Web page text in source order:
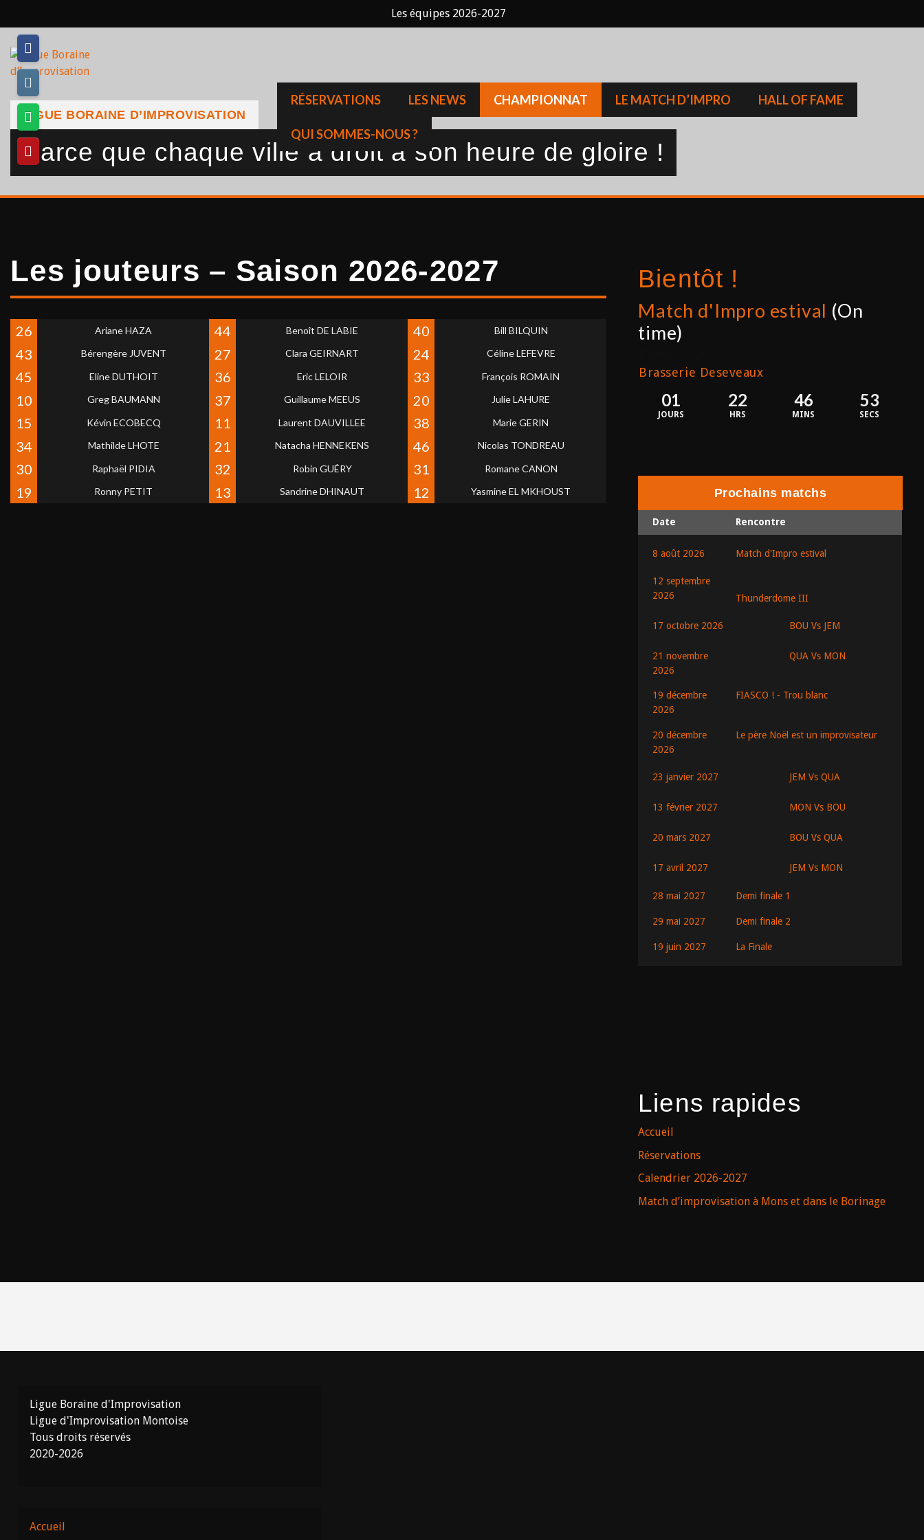
Les équipes 2026-2027
Skip
content
RÉSERVATIONS LES NEWS CHAMPIONNAT LE MATCH D’IMPRO HALL OF FAME
QUI SOMMES-NOUS ?
LIGUE BORAINE D’IMPROVISATION
Parce que chaque ville a droit à son heure de gloire !
Les jouteurs – Saison 2026-2027
26 Ariane HAZA 44 Benoît DE LABIE 40 Bill BILQUIN
43 Bérengère JUVENT 27 Clara GEIRNART 24 Céline LEFEVRE
45 Eline DUTHOIT 36 Eric LELOIR 33 François ROMAIN
10 Greg BAUMANN 37 Guillaume MEEUS 20 Julie LAHURE
15 Kévin ECOBECQ 11 Laurent DAUVILLEE 38 Marie GERIN
34 Mathilde LHOTE 21 Natacha HENNEKENS 46 Nicolas TONDREAU
30 Raphaël PIDIA 32 Robin GUÉRY 31 Romane CANON
19 Ronny PETIT 13 Sandrine DHINAUT 12 Yasmine EL MKHOUST
Bientôt !
Match d'Impro estival (On
time)
Brasserie Deseveaux
01
JOURS
22
HRS
46
MINS
53
SECS
Prochains matchs
Date Rencontre
8 août 2026 Match d'Impro estival
12 septembre
2026
Thunderdome III
17 octobre 2026 BOU Vs JEM
21 novembre
2026
QUA Vs MON
19 décembre
2026
FIASCO ! - Trou blanc
20 décembre
2026
Le père Noël est un improvisateur
23 janvier 2027 JEM Vs QUA
13 février 2027 MON Vs BOU
20 mars 2027 BOU Vs QUA
17 avril 2027 JEM Vs MON
28 mai 2027 Demi finale 1
29 mai 2027 Demi finale 2
19 juin 2027 La Finale
Liens rapides
Accueil
Réservations
Calendrier 2026-2027
Match d’improvisation à Mons et dans le Borinage
Ligue Boraine d'Improvisation
Ligue d'Improvisation Montoise
Tous droits réservés
2020-2026
Accueil